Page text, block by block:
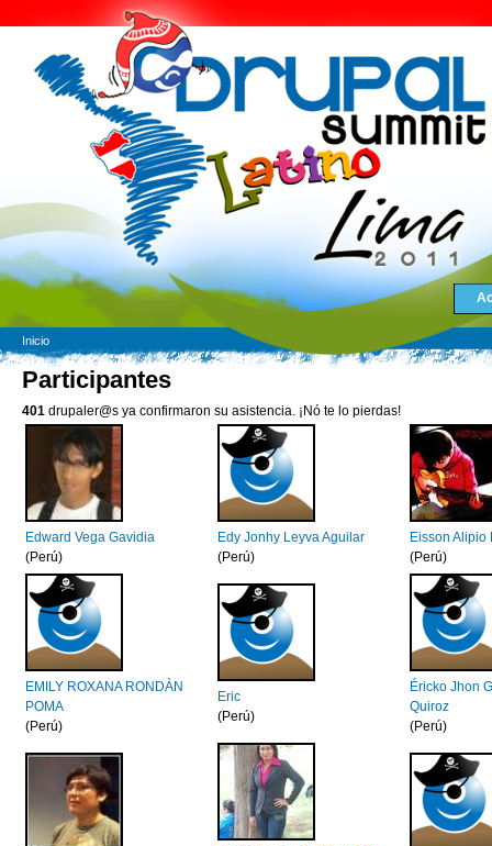
Inicio
Participantes
401 drupaler@s ya confirmaron su asistencia. ¡Nó te lo pierdas!
Edward Vega Gavidia
(Perú)
Edy Jonhy Leyva Aguilar
(Perú)
Eisson Alipio
(Perú)
EMILY ROXANA RONDÀN
POMA
(Perú)
Eric
(Perú)
Éricko Jhon
Quiroz
(Perú)